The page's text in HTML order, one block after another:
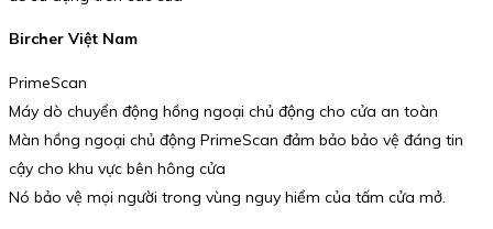
Bircher Việt Nam
PrimeScan
Máy dò chuyển động hồng ngoại chủ động cho cửa an toàn
Màn hồng ngoại chủ động PrimeScan đảm bảo bảo vệ đáng tin
cậy cho khu vực bên hông cửa
Nó bảo vệ mọi người trong vùng nguy hiểm của tấm cửa mở.